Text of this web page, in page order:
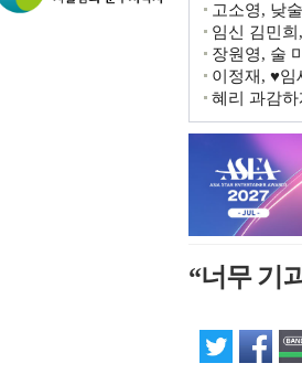
고소영, 낮
임신 김민
장원영, 술
이정재, ♥
혜리 과감하
“너무 기